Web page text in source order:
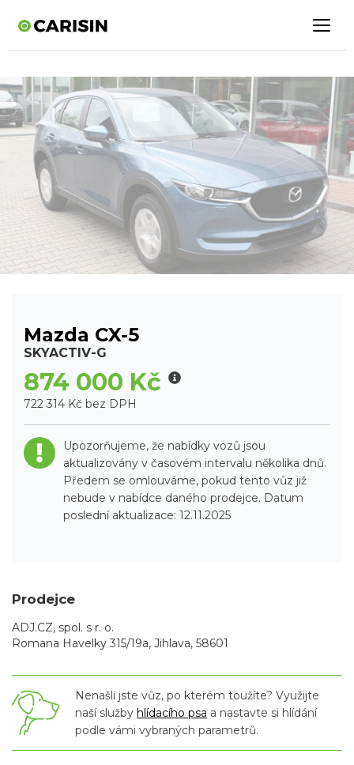
Mazda CX-5
SKYACTIV-G
874 000 Kč
722 314 Kč bez DPH
Upozorňujeme, že nabídky vozů jsou
aktualizovány v časovém intervalu několika dnů.
Předem se omlouváme, pokud tento vůz již
nebude v nabídce daného prodejce. Datum
poslední aktualizace: 12.11.2025
Prodejce
ADJ.CZ, spol. s r. o.
Romana Havelky 315/19a, Jihlava, 58601
Nenašli jste vůz, po kterém toužíte? Využijte
naší služby hlídacího psa a nastavte si hlídání
podle vámi vybraných parametrů.